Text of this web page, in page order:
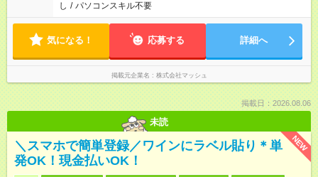
し / パソコンスキル不要
気になる！ 応募する 詳細へ
掲載元企業名 株式会社マッシュ
掲載日：2026.08.06
未読
NEW
＼スマホで簡単登録／ワインにラベル貼り＊単
発OK！現金払いOK！